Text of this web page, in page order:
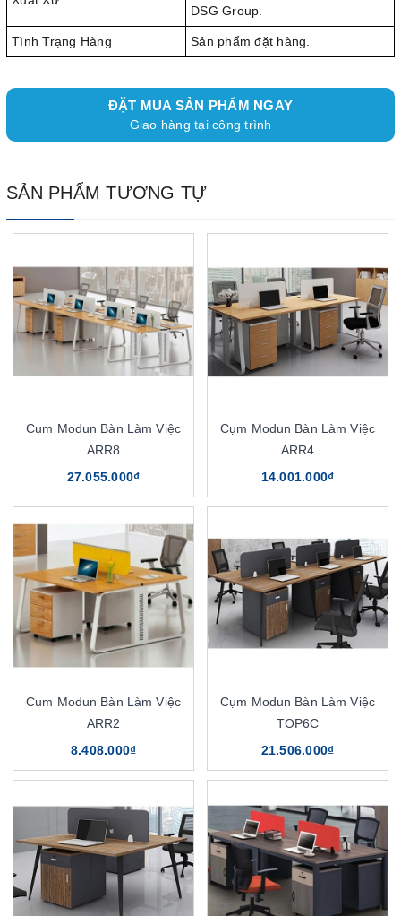
DSG Group.
Tình Trạng Hàng Sản phẩm đặt hàng.
ĐẶT MUA SẢN PHẨM NGAY
Giao hàng tại công trình
SẢN PHẨM TƯƠNG TỰ
Cụm Modun Bàn Làm Việc
ARR8
27.055.000₫
Cụm Modun Bàn Làm Việc
ARR4
14.001.000₫
Cụm Modun Bàn Làm Việc
ARR2
8.408.000₫
Cụm Modun Bàn Làm Việc
TOP6C
21.506.000₫